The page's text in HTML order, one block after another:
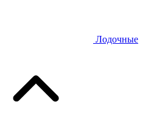
Лодочные